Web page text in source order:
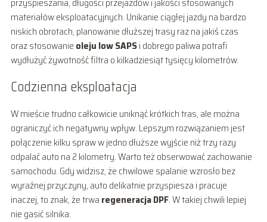
materiałów eksploatacyjnych. Unikanie ciągłej jazdy na bardzo
niskich obrotach, planowanie dłuższej trasy raz na jakiś czas
oraz stosowanie oleju low SAPSi dobrego paliwa potrafi
wydłużyć żywotność filtra o kilkadziesiąt tysięcy kilometrów.
Codzienna eksploatacja
W mieście trudno całkowicie uniknąć krótkich tras, ale można
ograniczyć ich negatywny wpływ. Lepszym rozwiązaniem jest
połączenie kilku spraw w jedno dłuższe wyjście niż trzy razy
odpalać auto na 2 kilometry. Warto też obserwować zachowanie
samochodu. Gdy widzisz, że chwilowe spalanie wzrosło bez
wyraźnej przyczyny, auto delikatnie przyspiesza i pracuje
inaczej, to znak, że trwa regeneracja DPF. W takiej chwili lepiej
nie gasić silnika.